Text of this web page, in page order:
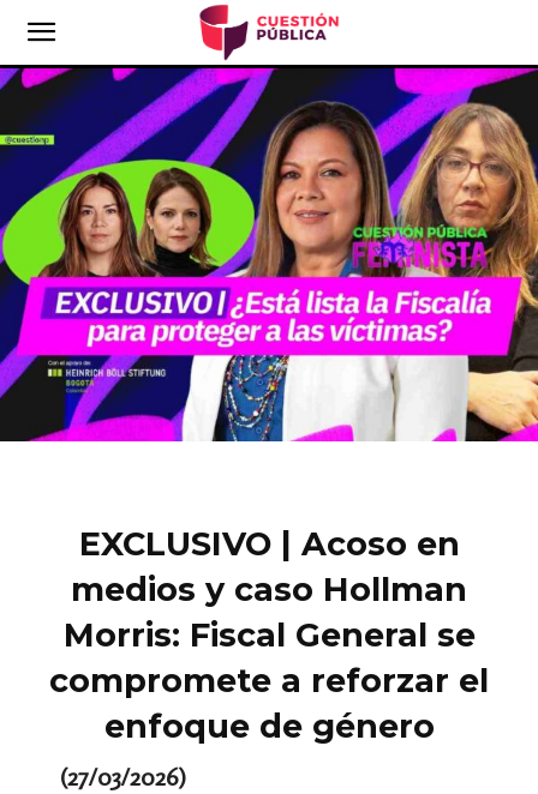
EXCLUSIVO | Acoso en
medios y caso Hollman
Morris: Fiscal General se
compromete a reforzar el
enfoque de género
(27/03/2026)